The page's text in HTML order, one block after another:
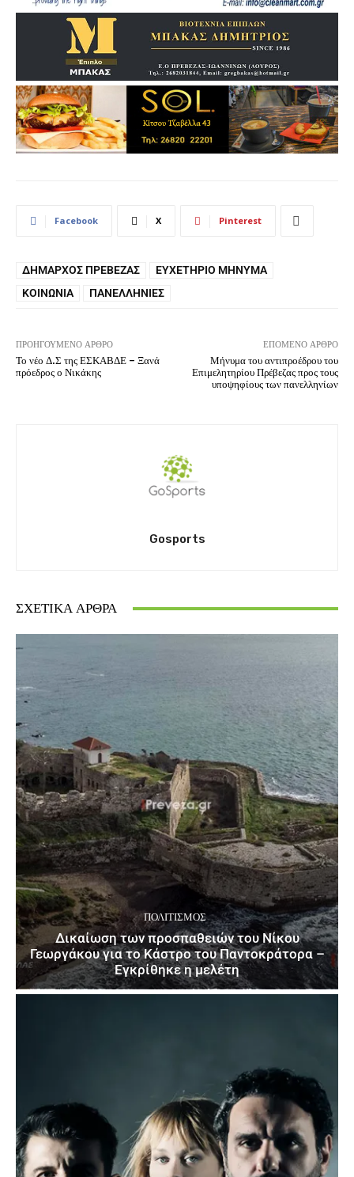
Facebook X Pinterest
ΔΉΜΑΡΧΟΣ ΠΡΈΒΕΖΑΣ
ΕΥΧΕΤΉΡΙΟ ΜΉΝΥΜΑ
ΚΟΙΝΩΝΊΑ
ΠΑΝΕΛΛΉΝΙΕΣ
ΠΡΟΗΓΟΎΜΕΝΟ ΆΡΘΡΟ
Το νέο Δ.Σ της ΕΣΚΑΒΔΕ – Ξανά
πρόεδρος ο Νικάκης
ΕΠΌΜΕΝΟ ΆΡΘΡΟ
Μήνυμα του αντιπροέδρου του
Επιμελητηρίου Πρέβεζας προς τους
υποψηφίους των πανελληνίων
Gosports
ΣΧΕΤΙΚΆ ΆΡΘΡΑ
ΠΟΛΙΤΙΣΜΌΣ
Δικαίωση των προσπαθειών του Νίκου
Γεωργάκου για το Κάστρο του Παντοκράτορα –
Εγκρίθηκε η μελέτη